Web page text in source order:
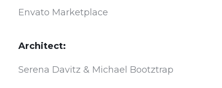
Envato Marketplace
Architect:
Serena Davitz & Michael Bootztrap